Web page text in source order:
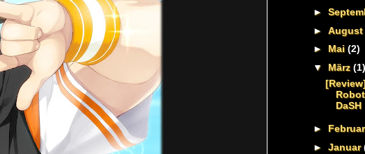
►
► August
► Mai (2)
▼ März(1)
DaSH
►
► Januar